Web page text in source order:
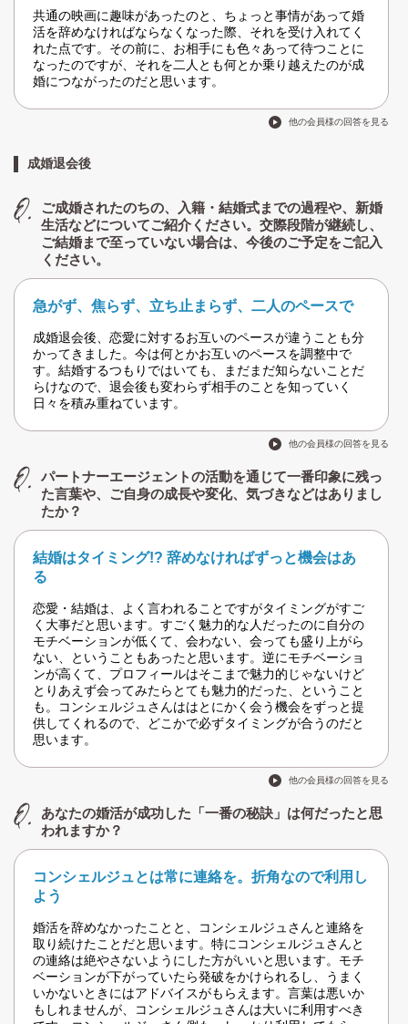
共通の映画に趣味があったのと、ちょっと事情があって婚
活を辞めなければならなくなった際、それを受け入れてく
れた点です。その前に、お相手にも色々あって待つことに
なったのですが、それを二人とも何とか乗り越えたのが成
婚につながったのだと思います。
他の会員様の回答を見る
成婚退会後
ご成婚されたのちの、入籍・結婚式までの過程や、新婚
生活などについてご紹介ください。交際段階が継続し、
ご結婚まで至っていない場合は、今後のご予定をご記入
ください。
急がず、焦らず、立ち止まらず、二人のペースで
成婚退会後、恋愛に対するお互いのペースが違うことも分
かってきました。今は何とかお互いのペースを調整中で
す。結婚するつもりではいても、まだまだ知らないことだ
らけなので、退会後も変わらず相手のことを知っていく
日々を積み重ねています。
他の会員様の回答を見る
パートナーエージェントの活動を通じて一番印象に残っ
た言葉や、ご自身の成長や変化、気づきなどはありまし
たか？
結婚はタイミング!? 辞めなければずっと機会はあ
る
恋愛・結婚は、よく言われることですがタイミングがすご
く大事だと思います。すごく魅力的な人だったのに自分の
モチベーションが低くて、会わない、会っても盛り上がら
ない、ということもあったと思います。逆にモチベーショ
ンが高くて、プロフィールはそこまで魅力的じゃないけど
とりあえず会ってみたらとても魅力的だった、ということ
も。コンシェルジュさんははとにかく会う機会をずっと提
供してくれるので、どこかで必ずタイミングが合うのだと
思います。
他の会員様の回答を見る
あなたの婚活が成功した「一番の秘訣」は何だったと思
われますか？
コンシェルジュとは常に連絡を。折角なので利用し
よう
婚活を辞めなかったことと、コンシェルジュさんと連絡を
取り続けたことだと思います。特にコンシェルジュさんと
の連絡は絶やさないようにした方がいいと思います。モチ
ベーションが下がっていたら発破をかけられるし、うまく
いかないときにはアドバイスがもらえます。言葉は悪いか
もしれませんが、コンシェルジュさんは大いに利用すべき